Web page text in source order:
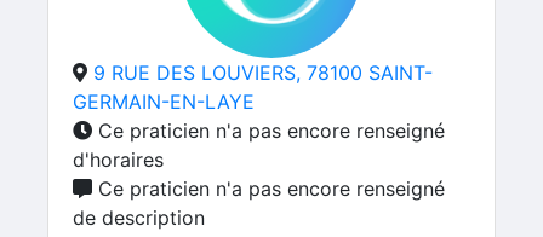
9 RUE DES LOUVIERS, 78100 SAINT-
GERMAIN-EN-LAYE
Ce praticien n'a pas encore renseigné
d'horaires
Ce praticien n'a pas encore renseigné
de description